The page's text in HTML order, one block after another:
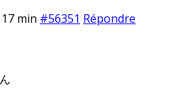
min #56351 Répondre